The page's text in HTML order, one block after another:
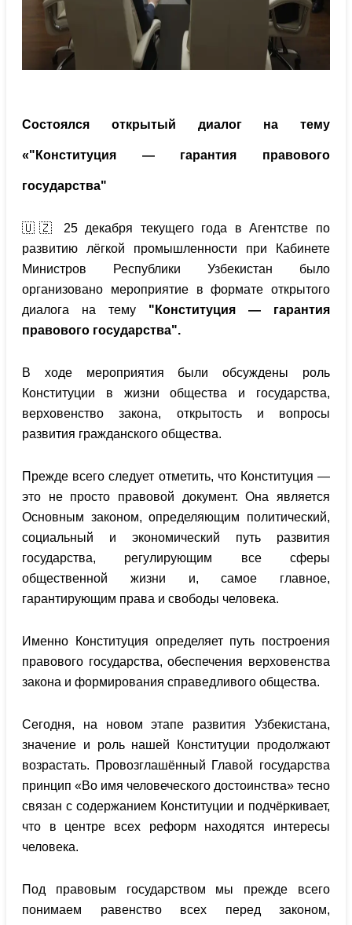
Состоялся открытый диалог на тему
«"Конституция — гарантия правового
государства"
🇺🇿 25 декабря текущего года в Агентстве по
развитию лёгкой промышленности при Кабинете
Министров Республики Узбекистан было
организовано мероприятие в формате открытого
диалога на тему "Конституция — гарантия
правового государства".
В ходе мероприятия были обсуждены роль
Конституции в жизни общества и государства,
верховенство закона, открытость и вопросы
развития гражданского общества.
Прежде всего следует отметить, что Конституция —
это не просто правовой документ. Она является
Основным законом, определяющим политический,
социальный и экономический путь развития
государства, регулирующим все сферы
общественной жизни и, самое главное,
гарантирующим права и свободы человека.
Именно Конституция определяет путь построения
правового государства, обеспечения верховенства
закона и формирования справедливого общества.
Сегодня, на новом этапе развития Узбекистана,
значение и роль нашей Конституции продолжают
возрастать. Провозглашённый Главой государства
принцип «Во имя человеческого достоинства» тесно
связан с содержанием Конституции и подчёркивает,
что в центре всех реформ находятся интересы
человека.
Под правовым государством мы прежде всего
понимаем равенство всех перед законом,